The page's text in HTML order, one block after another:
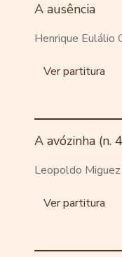
A ausência
Henrique Eulálio
Ver partitura
A avózinha (n.
Leopoldo Miguez
Ver partitura